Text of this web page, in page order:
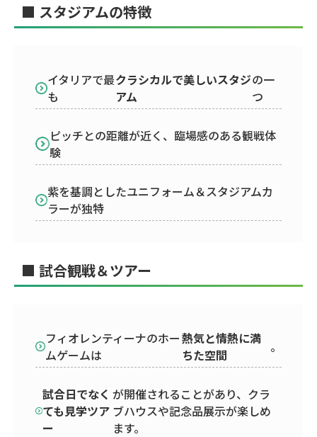
■ スタジアムの特徴
イタリアで最
も
クラシカルで美しいスタジ
アム
の一
つ
ピッチとの距離が近く、臨場感のある観戦体
験
紫を基調としたユニフォーム＆スタジアムカ
ラーが独特
■ 試合観戦＆ツアー
フィオレンティーナのホー
ムゲームは
熱気と情熱に満
ちた空間
。
試合日でなく
ても見学ツア
ー
が開催されることがあり、クラ
ブハウスや記念品展示が楽しめ
ます。